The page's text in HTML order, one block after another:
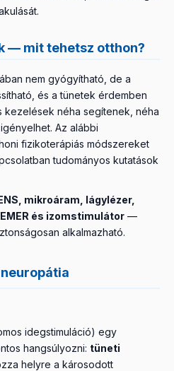
— mit tehetsz otthon?
nem gyógyítható, de a
és a tünetek érdemben
kezelések néha segítenek, néha
Az alábbi
fizikoterápiás módszereket
tudományos kutatások
mikroáram, lágylézer,
és izomstimulátor —
alkalmazható.
idegstimuláció) egy
hangsúlyozni: tüneti
helyre a károsodott